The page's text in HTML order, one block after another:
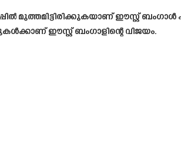
മുത്തമിട്ടിരിക്കുകയാണ് ഈസ്റ്റ് ബംഗാൾ
ഈസ്റ്റ് ബംഗാളിന്റെ വിജയം.